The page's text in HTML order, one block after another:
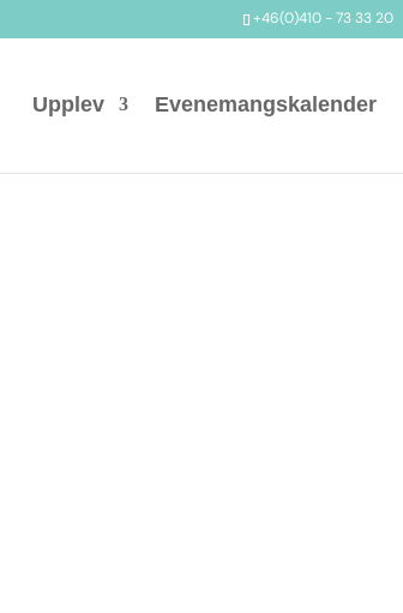
+46(0)410 - 73 33 20
Upplev Evenemangskalender